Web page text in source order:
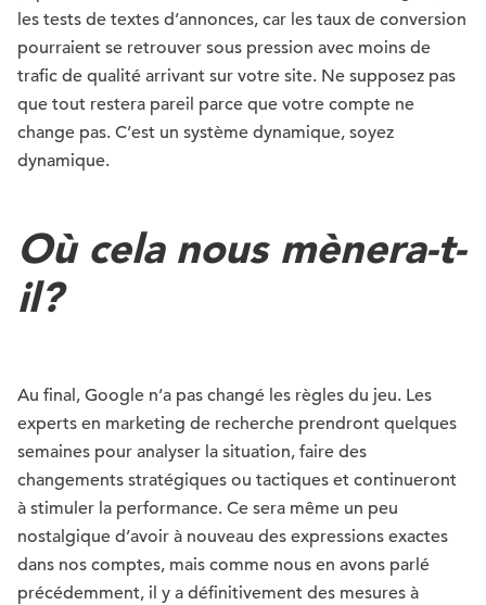
les tests de textes d’annonces, car les taux de conversion
pourraient se retrouver sous pression avec moins de
trafic de qualité arrivant sur votre site. Ne supposez pas
que tout restera pareil parce que votre compte ne
change pas. C’est un système dynamique, soyez
dynamique.
Où cela nous mènera-t-
il?
Au final, Google n’a pas changé les règles du jeu. Les
experts en marketing de recherche prendront quelques
semaines pour analyser la situation, faire des
changements stratégiques ou tactiques et continueront
à stimuler la performance. Ce sera même un peu
nostalgique d’avoir à nouveau des expressions exactes
dans nos comptes, mais comme nous en avons parlé
précédemment, il y a définitivement des mesures à